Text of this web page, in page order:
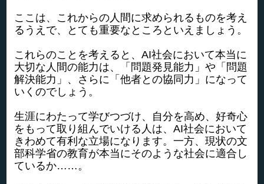
ここは、これからの人間に求められるものを考え
るうえで、とても重要なところといえましょう。
これらのことを考えると、AI社会において本当に
大切な人間の能力は、「問題発見能力」や「問題
解決能力」、さらに「他者との協同力」になって
いくのでしょう。
生涯にわたって学びつづけ、自分を高め、好奇心
をもって取り組んでいける人は、AI社会において
きわめて有利な立場になります。一方、現状の文
部科学省の教育が本当にそのような社会に適合し
ているか……。